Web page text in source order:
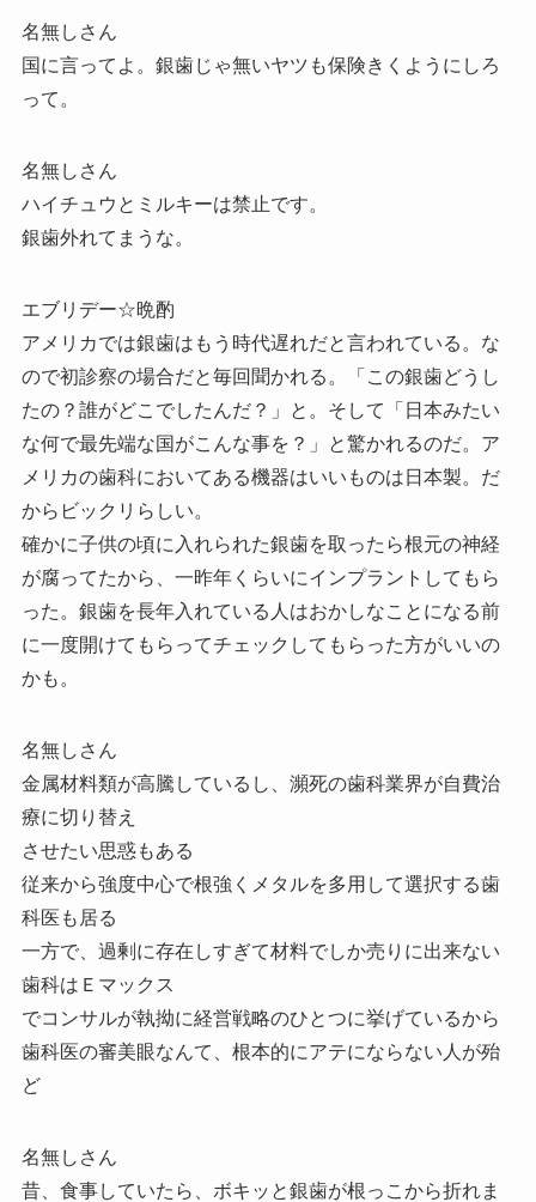
名無しさん
国に言ってよ。銀歯じゃ無いヤツも保険きくようにしろ
って。
名無しさん
ハイチュウとミルキーは禁止です。
銀歯外れてまうな。
エブリデー☆晩酌
アメリカでは銀歯はもう時代遅れだと言われている。な
ので初診察の場合だと毎回聞かれる。「この銀歯どうし
たの？誰がどこでしたんだ？」と。そして「日本みたい
な何で最先端な国がこんな事を？」と驚かれるのだ。ア
メリカの歯科においてある機器はいいものは日本製。だ
からビックリらしい。
確かに子供の頃に入れられた銀歯を取ったら根元の神経
が腐ってたから、一昨年くらいにインプラントしてもら
った。銀歯を長年入れている人はおかしなことになる前
に一度開けてもらってチェックしてもらった方がいいの
かも。
名無しさん
金属材料類が高騰しているし、瀕死の歯科業界が自費治
療に切り替え
させたい思惑もある
従来から強度中心で根強くメタルを多用して選択する歯
科医も居る
一方で、過剰に存在しすぎて材料でしか売りに出来ない
歯科はＥマックス
でコンサルが執拗に経営戦略のひとつに挙げているから
歯科医の審美眼なんて、根本的にアテにならない人が殆
ど
名無しさん
昔、食事していたら、ボキッと銀歯が根っこから折れま